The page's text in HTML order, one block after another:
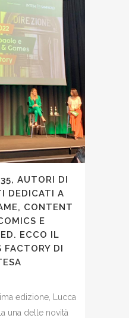
AUTORI DI
DEDICATI A
CONTENT
E
ECCO IL
FACTORY DI
edizione, Lucca
una delle novità